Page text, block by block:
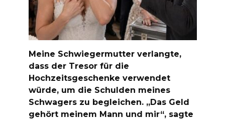
Meine Schwiegermutter verlangte,
dass der Tresor für die
Hochzeitsgeschenke verwendet
würde, um die Schulden meines
Schwagers zu begleichen. „Das Geld
gehört meinem Mann und mir“, sagte